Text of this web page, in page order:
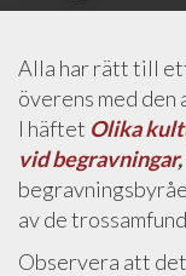
Alla har rätt till
överens med den
I häftet Olika
vid begravningar,
av de
Observera att